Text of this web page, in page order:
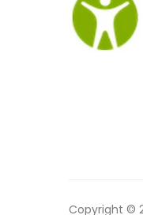
Copyright ©